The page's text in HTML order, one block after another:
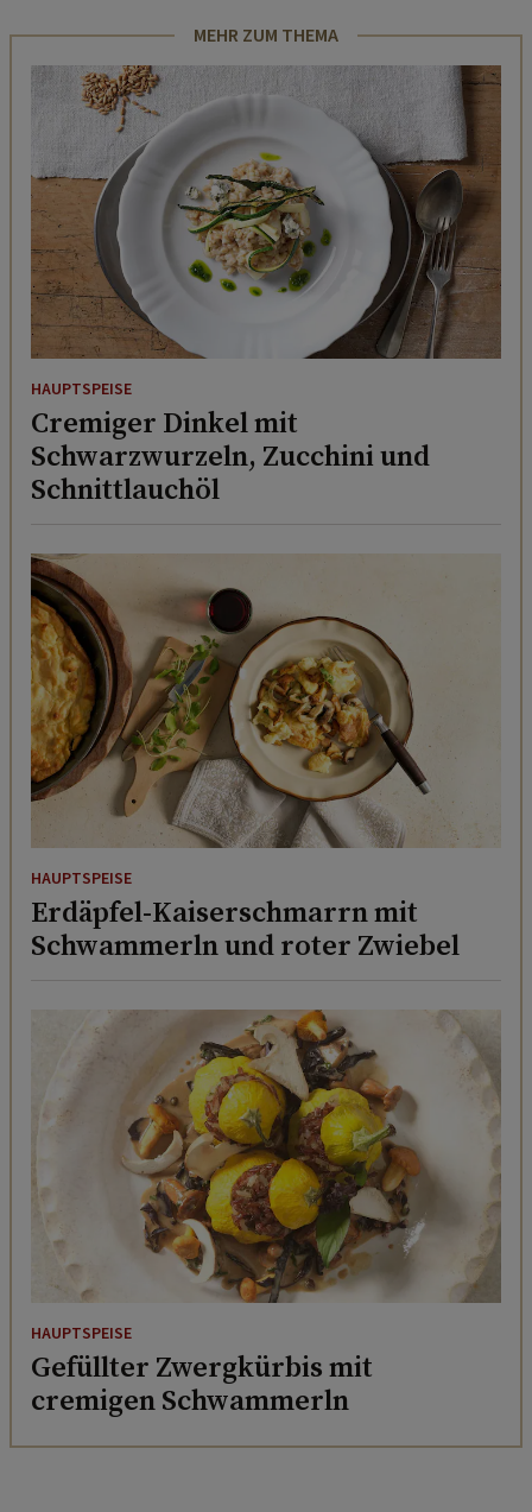
MEHR ZUM THEMA
HAUPTSPEISE
Cremiger Dinkel mit
Schwarzwurzeln, Zucchini und
Schnittlauchöl
HAUPTSPEISE
Erdäpfel-Kaiserschmarrn mit
Schwammerln und roter Zwiebel
HAUPTSPEISE
Gefüllter Zwergkürbis mit
cremigen Schwammerln